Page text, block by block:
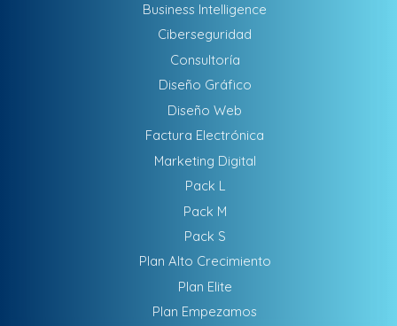
Business Intelligence
Ciberseguridad
Consultoría
Diseño Gráfico
Diseño Web
Factura Electrónica
Marketing Digital
Pack L
Pack M
Pack S
Plan Alto Crecimiento
Plan Elite
Plan Empezamos